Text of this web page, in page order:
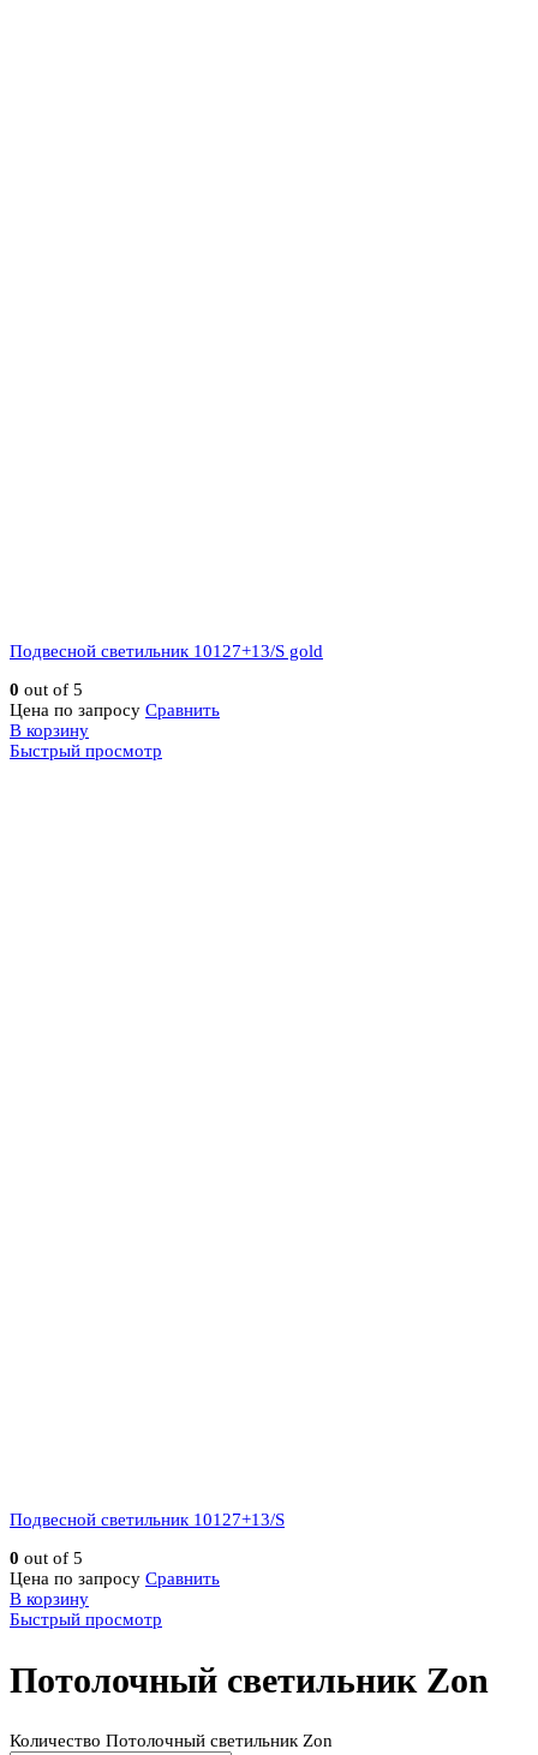
Подвесной светильник 10127+13/S gold
0 out of 5
Цена по запросу Сравнить
В корзину
Быстрый просмотр
Подвесной светильник 10127+13/S
0 out of 5
Цена по запросу Сравнить
В корзину
Быстрый просмотр
Потолочный светильник Zon
Количество Потолочный светильник Zon